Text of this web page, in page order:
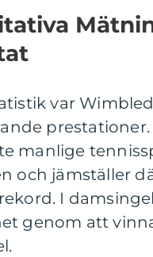
var
manlige
och jämställer
I
genom att